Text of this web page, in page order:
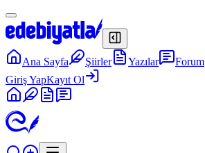
Ana Sayfa Şiirler Yazılar Forum
Giriş YapKayıt Ol